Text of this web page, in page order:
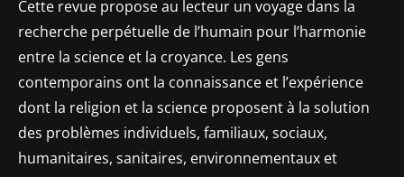
Cette revue propose au lecteur un voyage dans la
recherche perpétuelle de l’humain pour l’harmonie
entre la science et la croyance. Les gens
contemporains ont la connaissance et l’expérience
dont la religion et la science proposent à la solution
des problèmes individuels, familiaux, sociaux,
humanitaires, sanitaires, environnementaux et